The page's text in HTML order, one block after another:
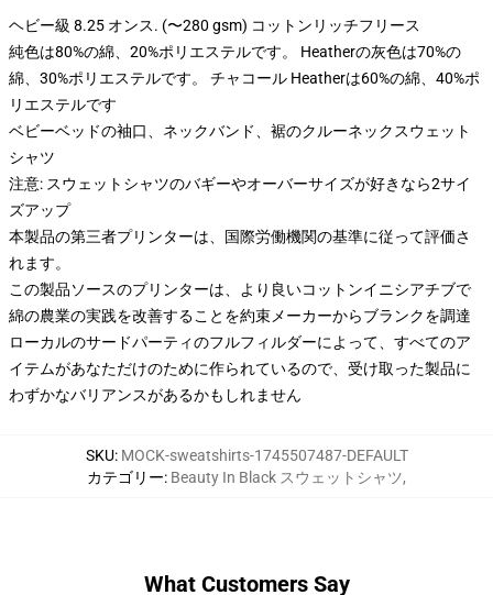
ヘビー級 8.25 オンス. (〜280 gsm) コットンリッチフリース
純色は80%の綿、20%ポリエステルです。 Heatherの灰色は70%の
綿、30%ポリエステルです。 チャコール Heatherは60%の綿、40%ポ
リエステルです
ベビーベッドの袖口、ネックバンド、裾のクルーネックスウェット
シャツ
注意: スウェットシャツのバギーやオーバーサイズが好きなら2サイ
ズアップ
本製品の第三者プリンターは、国際労働機関の基準に従って評価さ
れます。
この製品ソースのプリンターは、より良いコットンイニシアチブで
綿の農業の実践を改善することを約束メーカーからブランクを調達
ローカルのサードパーティのフルフィルダーによって、すべてのア
イテムがあなただけのために作られているので、受け取った製品に
わずかなバリアンスがあるかもしれません
SKU: MOCK-sweatshirts-1745507487-DEFAULT
カテゴリー: Beauty In Black スウェットシャツ,
What Customers Say